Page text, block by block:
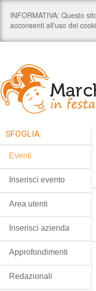
SFOGLIA:
Eventi
Inserisci evento
Area utenti
Inserisci azienda
Approfondimenti
Redazionali